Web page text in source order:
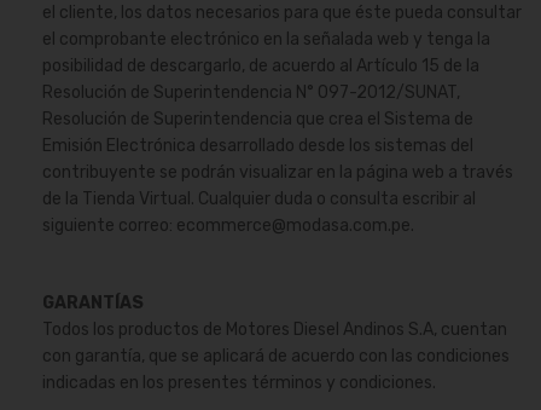
el cliente, los datos necesarios para que éste pueda consultar
el comprobante electrónico en la señalada web y tenga la
posibilidad de descargarlo, de acuerdo al Artículo 15 de la
Resolución de Superintendencia N° 097-2012/SUNAT,
Resolución de Superintendencia que crea el Sistema de
Emisión Electrónica desarrollado desde los sistemas del
contribuyente se podrán visualizar en la página web a través
de la Tienda Virtual. Cualquier duda o consulta escribir al
siguiente correo: ecommerce@modasa.com.pe.
GARANTÍAS
Todos los productos de Motores Diesel Andinos S.A, cuentan
con garantía, que se aplicará de acuerdo con las condiciones
indicadas en los presentes términos y condiciones.